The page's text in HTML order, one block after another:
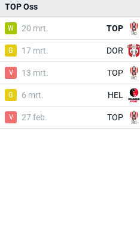
TOP Oss
W 20 mrt. TOP
G 17 mrt. DOR
V 13 mrt. TOP
G 6 mrt. HEL
V 27 feb. TOP